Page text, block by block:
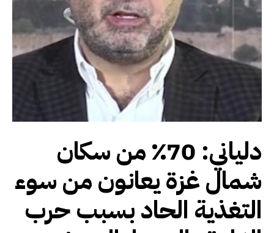
دلياني: 70٪؜ من سكان
شمال غزة يعانون من سوء
التغذية الحاد بسبب حرب